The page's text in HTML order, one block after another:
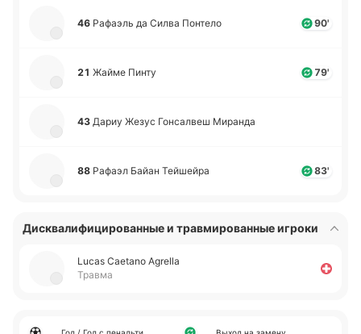
46 Ра­фаэль да Силва По­нте­ло 90'
21 Жайме Пинту 79'
43 Дариу Жезус Го­нса­лвеш Ми­ра­нда
88 Рафаэл Байан Тей­шей­ра 83'
Дисквалифицированные и травмированные игроки
Lucas Caetano Agrella
Травма